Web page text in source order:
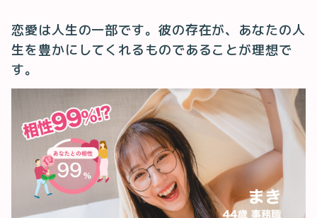
恋愛は人生の一部です。彼の存在が、あなたの人
生を豊かにしてくれるものであることが理想で
す。